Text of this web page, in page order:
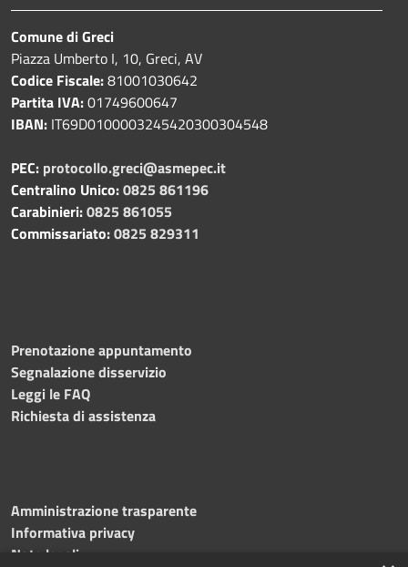
Comune di Greci
Piazza Umberto I, 10, Greci, AV
Codice Fiscale:81001030642
Partita IVA:01749600647
IBAN: IT69D0100003245420300304548
PEC: protocollo.greci@asmepec.it
Centralino Unico:0825 861196
Carabinieri:0825 861055
Commissariato:0825 829311
Prenotazione appuntamento
Segnalazione disservizio
Leggi le FAQ
Richiesta di assistenza
Amministrazione trasparente
Informativa privacy
Note legali